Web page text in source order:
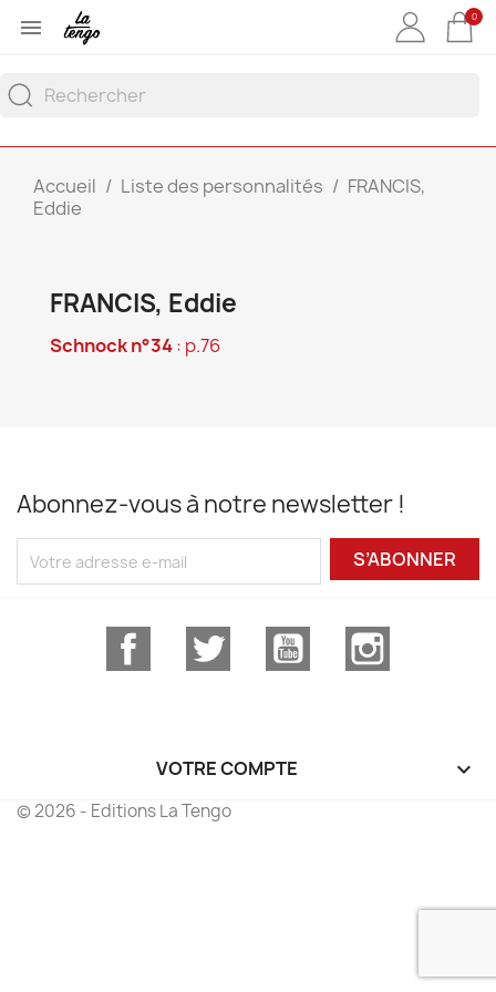
 0
Accueil Liste des personnalités
FRANCIS,
Eddie
FRANCIS, Eddie
Schnock n°34: p.76
Abonnez-vous à notre newsletter !
S’ABONNER
Facebook Twitter YouTube
VOTRE COMPTE 
© 2026 - Editions La Tengo